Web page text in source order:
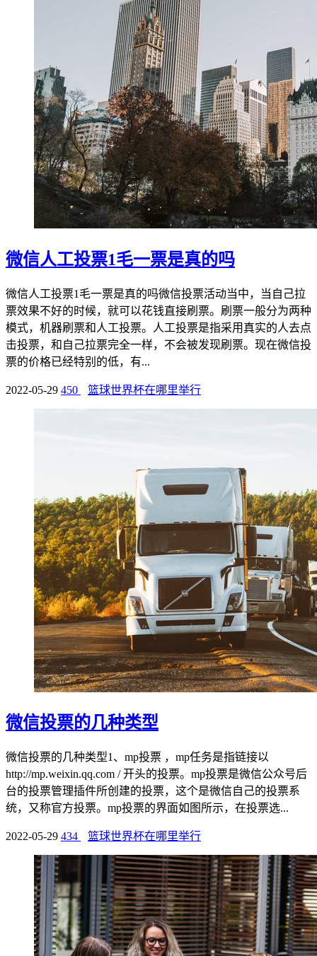
微信人工投票1毛一票是真的吗
微信人工投票1毛一票是真的吗微信投票活动当中，当自己拉
票效果不好的时候，就可以花钱直接刷票。刷票一般分为两种
模式，机器刷票和人工投票。人工投票是指采用真实的人去点
击投票，和自己拉票完全一样，不会被发现刷票。现在微信投
票的价格已经特别的低，有...
2022-05-29 450 篮球世界杯在哪里举行
微信投票的几种类型
微信投票的几种类型1、mp投票 ，mp任务是指链接以
http://mp.weixin.qq.com / 开头的投票。mp投票是微信公众号后
台的投票管理插件所创建的投票，这个是微信自己的投票系
统，又称官方投票。mp投票的界面如图所示，在投票选...
2022-05-29 434 篮球世界杯在哪里举行